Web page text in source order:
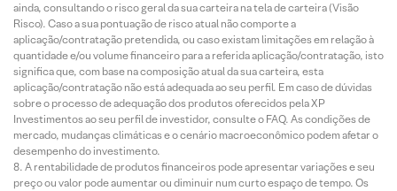
ainda, consultando o risco geral da sua carteira na tela de carteira (Visão
Risco). Caso a sua pontuação de risco atual não comporte a
aplicação/contratação pretendida, ou caso existam limitações em relação à
quantidade e/ou volume financeiro para a referida aplicação/contratação, isto
significa que, com base na composição atual da sua carteira, esta
aplicação/contratação não está adequada ao seu perfil. Em caso de dúvidas
sobre o processo de adequação dos produtos oferecidos pela XP
Investimentos ao seu perfil de investidor, consulte o FAQ. As condições de
mercado, mudanças climáticas e o cenário macroeconômico podem afetar o
desempenho do investimento.
A rentabilidade de produtos financeiros pode apresentar variações e seu
preço ou valor pode aumentar ou diminuir num curto espaço de tempo. Os